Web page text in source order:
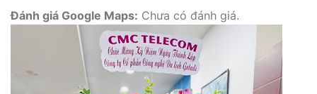
Đánh giá Google Maps: Chưa có đánh giá.